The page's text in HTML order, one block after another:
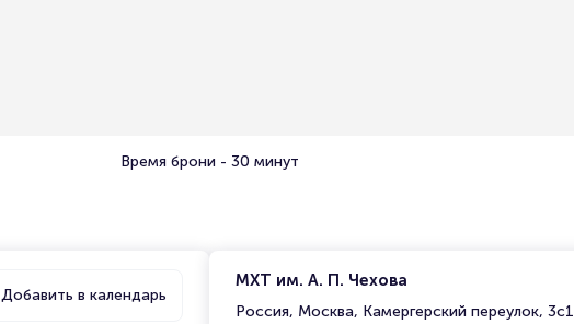
Время брони - 30 минут
Добавить в календарь
МХТ им. А. П. Чехова
Россия, Москва, Камергерский переулок, 3с1